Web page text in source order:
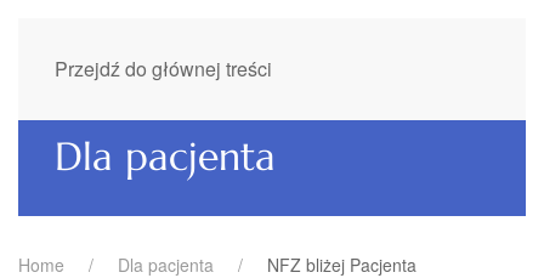
Przejdź do głównej treści
Dla pacjenta
Home Dla pacjenta NFZ bliżej Pacjenta